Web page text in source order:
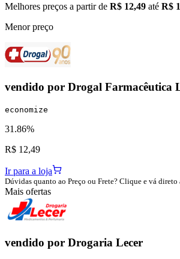
Melhores preços a partir de R$ 12,49 até R$
Menor preço
vendido por Drogal Farmacêutica
economize
31.86%
R$ 12,49
Ir para a loja
Dúvidas quanto ao Preço ou Frete? Clique e vá direto
Mais ofertas
vendido por Drogaria Lecer